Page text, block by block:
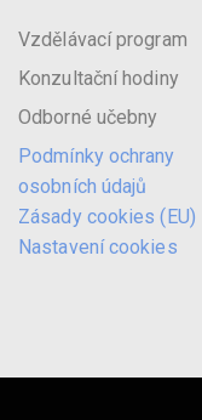
Vzdělávací program
Konzultační hodiny
Odborné učebny
Podmínky ochrany
osobních údajů
Zásady cookies (EU)
Nastavení cookies